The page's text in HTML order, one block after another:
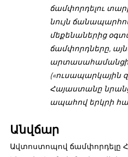
ճամփորդելու
նույն
մեքենաներից
ճամփորդները,
արտասահամանցի
(«ուսապարկային
Հայաստանը
ապահով երկրի
Անվճար
Ավտոստոպով ճամփորդելը